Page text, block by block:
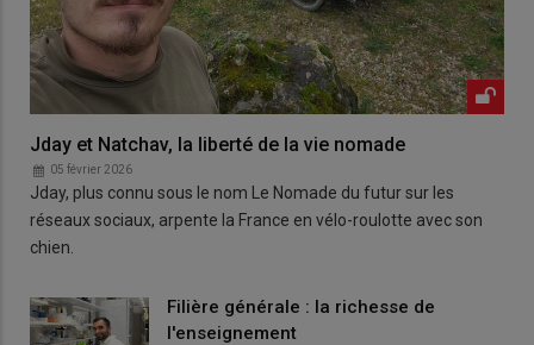
Jday et Natchav, la liberté de la vie nomade
05 février 2026
Jday, plus connu sous le nom Le Nomade du futur sur les
réseaux sociaux, arpente la France en vélo-roulotte avec son
chien.
Filière générale : la richesse de
l'enseignement